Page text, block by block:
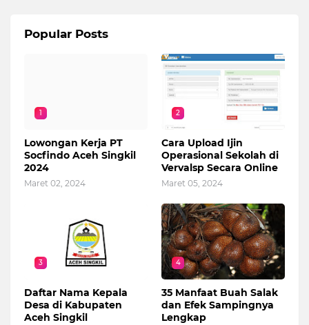
Popular Posts
1
Lowongan Kerja PT
Socfindo Aceh Singkil
2024
Maret 02, 2024
2
Cara Upload Ijin
Operasional Sekolah di
Vervalsp Secara Online
Maret 05, 2024
3
Daftar Nama Kepala
Desa di Kabupaten
Aceh Singkil
4
35 Manfaat Buah Salak
dan Efek Sampingnya
Lengkap